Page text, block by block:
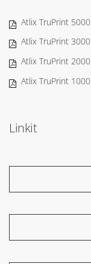
Atlix TruPrint 5000
Atlix TruPrint 3000
Atlix TruPrint 2000
Atlix TruPrint 1000
Linkit